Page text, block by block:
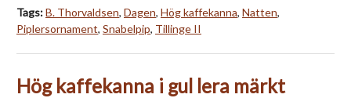
Tags:B. Thorvaldsen, Dagen, Hög kaffekanna, Natten,
Piplersornament, Snabelpip, Tillinge II
Hög kaffekanna i gul lera märkt